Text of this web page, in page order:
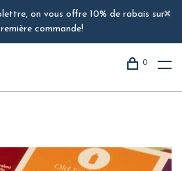
on vous offre 10% de rabais sur
commande!
0